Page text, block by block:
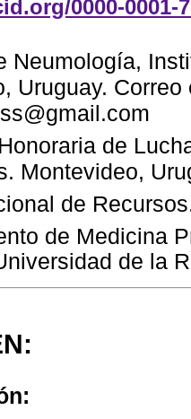
0000-0001-
Neumología,
Uruguay.
de
Montevideo,
de
de Medicina
de la